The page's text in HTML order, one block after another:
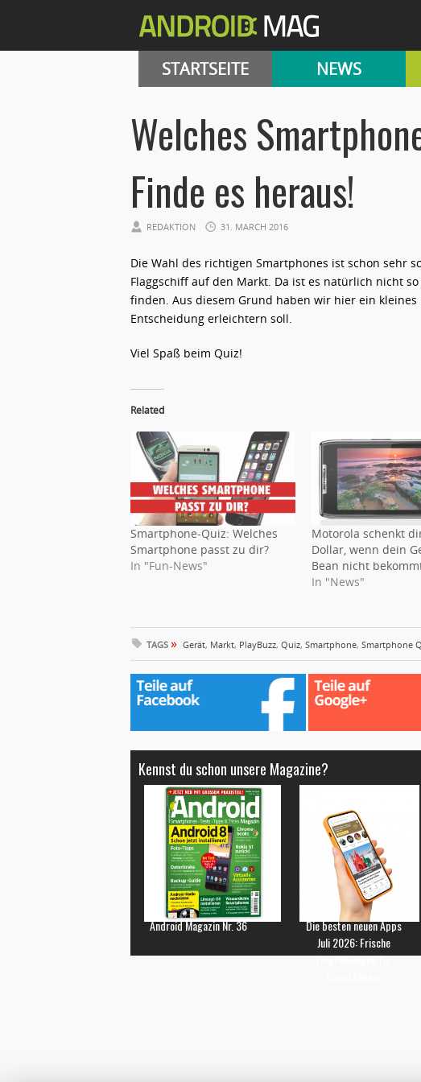
STARTSEITE NEWS
Welches
Finde es heraus!
REDAKTION 31. MARCH 2016
Die Wahl des richtigen Smartphones ist schon sehr
Flaggschiff auf den Markt. Da ist es natürlich nicht
finden. Aus diesem Grund haben wir hier ein
Entscheidung erleichtern soll.
Viel Spaß beim Quiz!
Related
Smartphone-Quiz: Welches
Smartphone passt zu dir?
In "Fun-News"
Motorola schenkt
Dollar, wenn dein
Bean nicht
In "News"
TAGS » Gerät, Markt, PlayBuzz, Quiz, Smartphone, Smartphone
Kennst du schon unsere Magazine?
Android Magazin Nr. 36
Die besten neuen Apps
Juli 2026: Frische
Empfehlungen für